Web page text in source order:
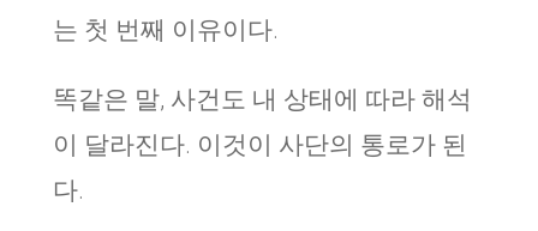
는 첫 번째 이유이다.
똑같은 말, 사건도 내 상태에 따라 해석
이 달라진다. 이것이 사단의 통로가 된
다.